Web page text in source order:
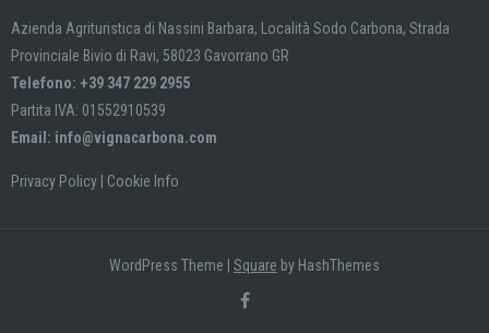
Azienda Agrituristica di Nassini Barbara, Località Sodo Carbona, Strada
Provinciale Bivio di Ravi, 58023 Gavorrano GR
Telefono: +39 347 229 2955
Partita IVA: 01552910539
Email: info@vignacarbona.com
Privacy Policy Cookie Info
WordPress Theme Square by HashThemes